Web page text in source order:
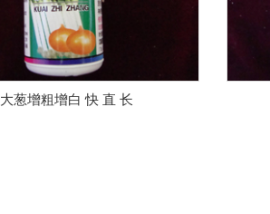
大葱增粗增白 快 直 长